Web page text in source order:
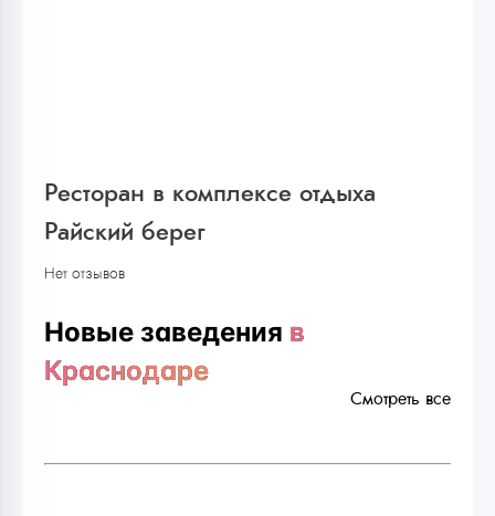
Ресторан в комплексе отдыха
Райский берег
Нет отзывов
Новые заведения в
Краснодаре
Смотреть все